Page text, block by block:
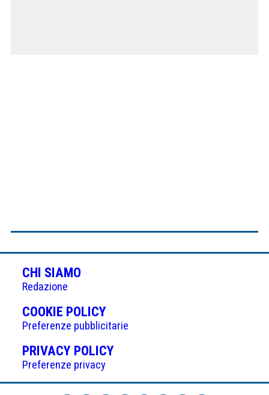
CHI SIAMO
Redazione
COOKIE POLICY(APRE
IN
UNA
NUOVA
Preferenze pubblicitarie
PRIVACY POLICY(APRE
UNA
Preferenze privacy